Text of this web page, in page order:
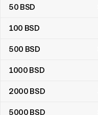
50 BSD
100 BSD
500 BSD
1000 BSD
2000 BSD
5000 BSD